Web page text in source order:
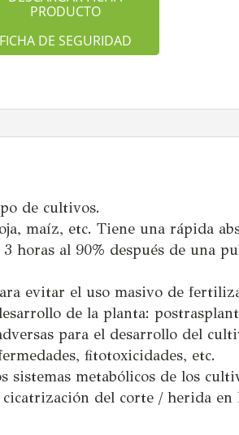
PRODUCTO
FICHA DE SEGURIDAD
de cultivos.
maíz, etc. Tiene una rápida
horas al 90% después de una
evitar el uso masivo de
de la planta:
para el desarrollo del
fitotoxicidades, etc.
metabólicos de los
del corte / herida en